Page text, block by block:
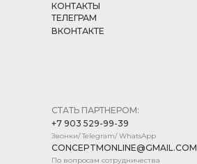
СТАТЬ ПАРТНЕРОМ:
+7 903 529-99-39
Звонки/ Telegram/ WhatsApp
CONCEPTMONLINE@GMAIL.COM
По вопросам сотрудничества
КОНТАКТЫ
ТЕЛЕГРАМ
ВКОНТАКТЕ